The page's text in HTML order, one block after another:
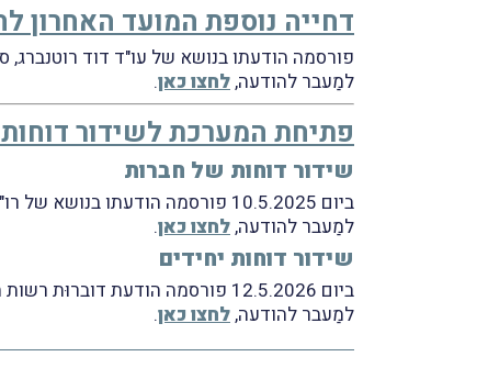
דחייה נוספת המועד האחרון
פורסמה הודעתו בנושא של עו"ד דוד רוטנברג,
למַעבר להודעה,לחצו כאן.
פתיחת המערכת לשידור דוחות
שידור דוחות של חברות
ביום 10.5.2025 פורסמה הודעתו בנושא של רו"ח (משפטן) רובי בוטבול, סמנכ"ל בכיר שומה וביקורת (בפועל) ברשות המיסים.
למַעבר להודעה,לחצו כאן.
שידור דוחות יחידים
ביום 12.5.2026 פורסמה הודעת דוברוּת רשות המיסים בנושא.
למַעבר להודעה,לחצו כאן.